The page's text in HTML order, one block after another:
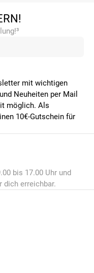
mit wichtigen
Neuheiten per Mail
möglich. Als
10€-Gutschein für
bis 17.00 Uhr und
dich erreichbar.